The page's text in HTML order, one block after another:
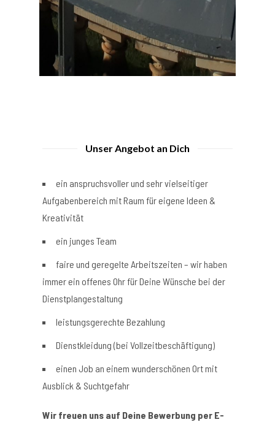
Unser Angebot an Dich
ein anspruchsvoller und sehr vielseitiger
Aufgabenbereich mit Raum für eigene Ideen &
Kreativität
ein junges Team
faire und geregelte Arbeitszeiten – wir haben
immer ein offenes Ohr für Deine Wünsche bei der
Dienstplangestaltung
leistungsgerechte Bezahlung
Dienstkleidung (bei Vollzeitbeschäftigung)
einen Job an einem wunderschönen Ort mit
Ausblick & Suchtgefahr
Wir freuen uns auf Deine Bewerbung per E-